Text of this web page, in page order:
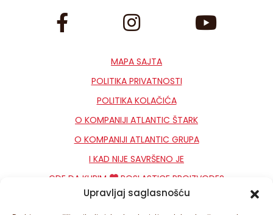
Upravljaj saglasnošću
MAPA SAJTA
POLITIKA PRIVATNOSTI
POLITIKA KOLAČIĆA
O KOMPANIJI ATLANTIC ŠTARK
O KOMPANIJI ATLANTIC GRUPA
I KAD NIJE SAVRŠENO JE
GDE DA KUPIM
POSLASTICE PROIZVODE?
KONTAKT